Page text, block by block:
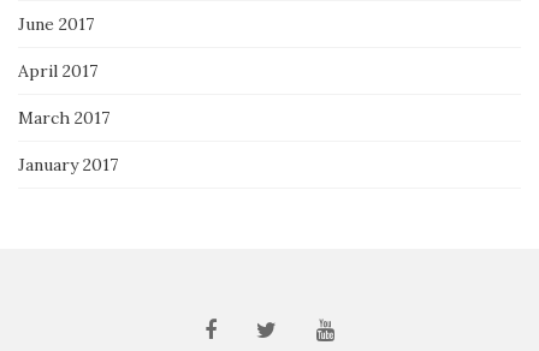
June 2017
April 2017
March 2017
January 2017